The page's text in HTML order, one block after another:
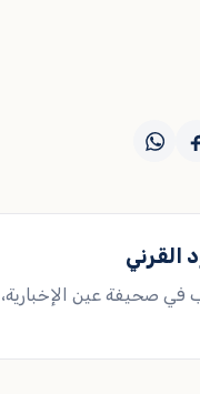
القرني
في صحيفة عين